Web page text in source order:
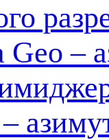
Geo –